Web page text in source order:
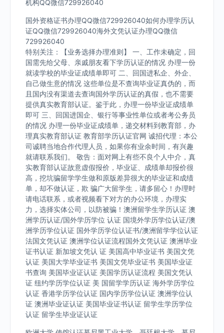
机构QQ微信729926040
国外资格证书办理QQ微信729926040如何办理学历认
证QQ微信729926040海外文凭认证办理QQ微信
729926040
特别关注：【业务选择办理准则】 一、工作未确定，回
国需先给父母、亲戚朋友看下学历认证的情况 办理一份
就读学校的毕业证成绩单即可 二、回国进私企、外企、
自己做生意的情况 这些单位是不查询毕业证真伪的，而
且国内没有渠道去查询国外学历认证的真假，也不需要
提供真实教育部认证。鉴于此，办理一份毕业证成绩单
即可 三、回国进国企、银行等事业性单位或者考公务员
的情况 办理一份毕业证成绩单，递交材料到教育部，办
理真实教育部认证 教育部学历认证官网 诚招代理：本公
司诚聘当地合作代理人员，如果你有业余时间，有兴趣
就请联系我们。 敬告：面对网上有些不良个人中介，真
实教育部认证故意虚假报价，毕业证、成绩单却报价很
高，挖坑骗留学学生做和原版差异很大的毕业证和成绩
单，却不做认证，欺 骗广大留学生，请多留心！办理时
请电话联系，或者视频看下对方的办公环境，办理实
力，选择实体公司，以防被骗！澳洲留学生学历认证 澳
洲学历认证/国外学历学位 认证 国境外学历学位认证/澳
洲学历学位认证 国外学历学位认证书/澳洲留学学位认证
法国文凭认证 澳洲学位认证流程国外文凭认证 澳洲毕业
证书认证 新加坡文凭认 证 美国高中毕业证书 美国文凭
认证 美国大学毕业证书 美国文凭毕业证书 美国毕业证
书查询 美国毕业证认证 美国学历认证流程 美国文凭认
证 纽约学历学位认证 美 国留学学历认证 海外学历学位
认证 香港学历学位认证 国内学历学位认证 澳洲学位认
证 澳洲毕业证认证 美国毕业证书认证 留学生学历学位
认证 留学生毕业证认证